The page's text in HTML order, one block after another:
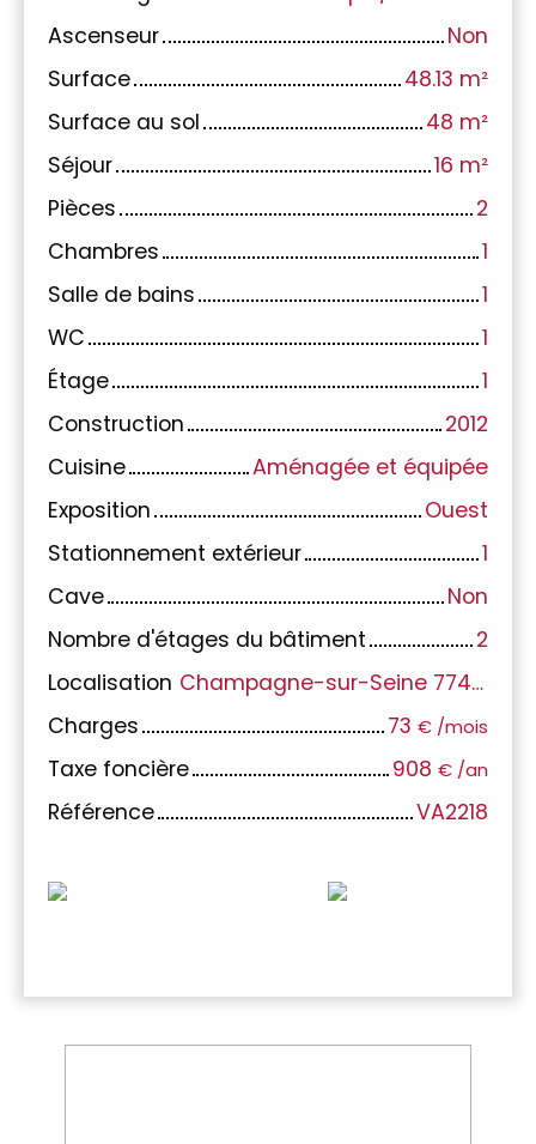
Ascenseur
Non
Surface
48.13 m²
Surface au sol
48 m²
Séjour
16 m²
Pièces
2
Chambres
1
Salle de bains
1
WC
1
Étage
1
Construction
2012
Cuisine
Aménagée et équipée
Exposition
Ouest
Stationnement extérieur
1
Cave
Non
Nombre d'étages du bâtiment
2
Localisation
Champagne-sur-Seine 77430
Charges
73 € /mois
Taxe foncière 908 € /an
Référence VA2218